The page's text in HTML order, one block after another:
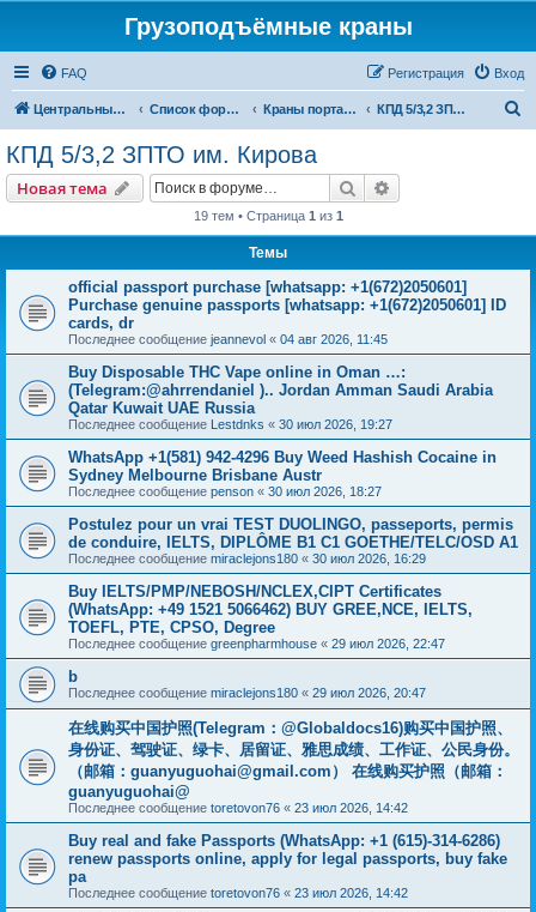
Грузоподъёмные краны
FAQ Вход
Регистрация
Центральный сайт Список форумов Краны портальные КПД 5/3,2 ЗПТО им. Кирова
КПД 5/3,2 ЗПТО им. Кирова
Новая тема Поиск
19 тем • Страница 1 из 1
Темы
official passport purchase [whatsapp: +1(672)2050601]
Purchase genuine passports [whatsapp: +1(672)2050601] ID
cards, dr
Последнее сообщение jeannevol « 04 авг 2026, 11:45
Buy Disposable THC Vape online in Oman …:
(Telegram:@ahrrendaniel ).. Jordan Amman Saudi Arabia
Qatar Kuwait UAE Russia
Последнее сообщение Lestdnks « 30 июл 2026, 19:27
WhatsApp +1(581) 942-4296 Buy Weed Hashish Cocaine in
Sydney Melbourne Brisbane Austr
Последнее сообщение penson « 30 июл 2026, 18:27
Postulez pour un vrai TEST DUOLINGO, passeports, permis
de conduire, IELTS, DIPLÔME B1 C1 GOETHE/TELC/OSD A1
Последнее сообщение miraclejons180 « 30 июл 2026, 16:29
Buy IELTS/PMP/NEBOSH/NCLEX,CIPT Certificates
(WhatsApp: +49 1521 5066462) BUY GREE,NCE, IELTS,
TOEFL, PTE, CPSO, Degree
Последнее сообщение greenpharmhouse « 29 июл 2026, 22:47
b
Последнее сообщение miraclejons180 « 29 июл 2026, 20:47
在线购买中国护照(Telegram：@Globaldocs16)购买中国护照、
身份证、驾驶证、绿卡、居留证、雅思成绩、工作证、公民身份。
（邮箱： guanyuguohai@gmail.com ） 在线购买护照（邮箱：
guanyuguohai@
Последнее сообщение toretovon76 « 23 июл 2026, 14:42
Buy real and fake Passports (WhatsApp: +1 (615)-314-6286)
renew passports online, apply for legal passports, buy fake
pa
Последнее сообщение toretovon76 « 23 июл 2026, 14:42